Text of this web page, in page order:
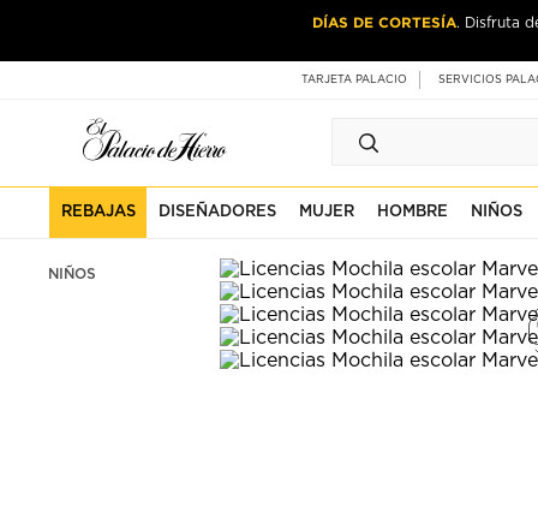
DÍAS DE CORTESÍA. Disfruta
TARJETA PALACIO SERVICIOS
REBAJAS DISEÑADORES MUJER HOMBRE NIÑOS
NIÑOS